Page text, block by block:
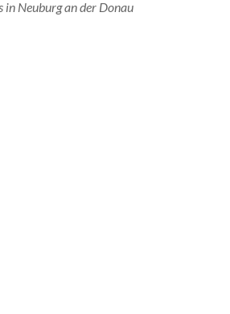
in Neuburg an der Donau